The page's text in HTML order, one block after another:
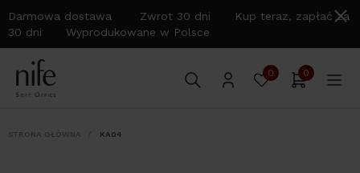
Darmowa dostawa Zwrot 30 dni Kup teraz, zapłać za
30 dni Wyprodukowane w Polsce
0 0
STRONA GŁÓWNA KA04